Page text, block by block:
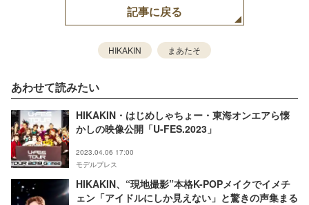
記事に戻る
HIKAKIN まあたそ
あわせて読みたい
HIKAKIN・はじめしゃちょー・東海オンエアら懐
かしの映像公開「U-FES.2023」
2023.04.06 17:00
モデルプレス
HIKAKIN、“現地撮影”本格K-POPメイクでイメチ
ェン「アイドルにしか見えない」と驚きの声集まる